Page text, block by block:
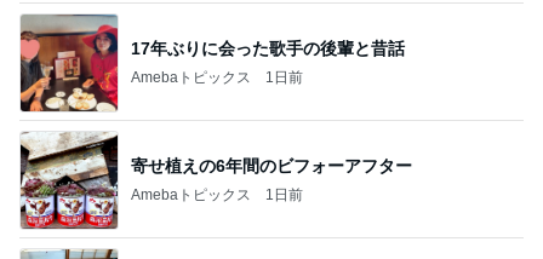
また壊れた乾燥機の点検診断料
Amebaトピックス 1日前